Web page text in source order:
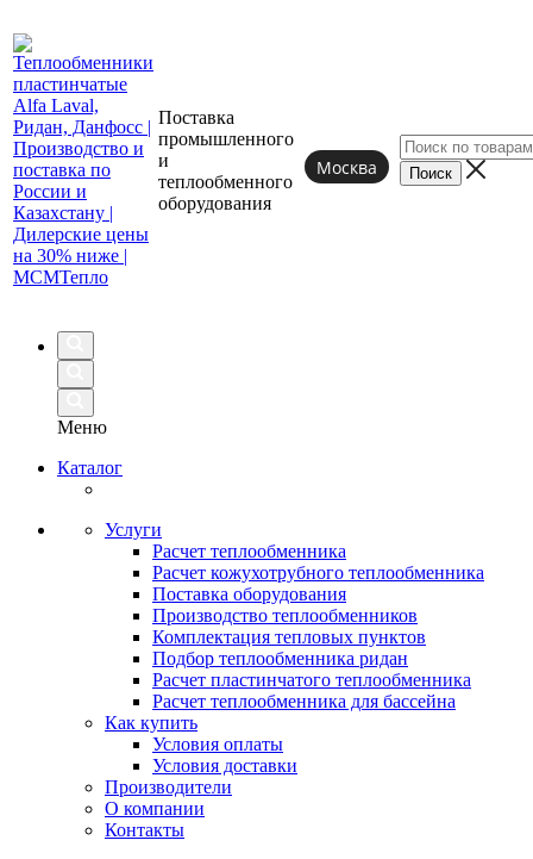
Поставка
промышленного
и
теплообменного
оборудования
Москва
Меню
Каталог
Услуги
Расчет теплообменника
Расчет кожухотрубного теплообменника
Поставка оборудования
Производство теплообменников
Комплектация тепловых пунктов
Подбор теплообменника ридан
Расчет пластинчатого теплообменника
Расчет теплообменника для бассейна
Как купить
Условия оплаты
Условия доставки
Производители
О компании
Контакты